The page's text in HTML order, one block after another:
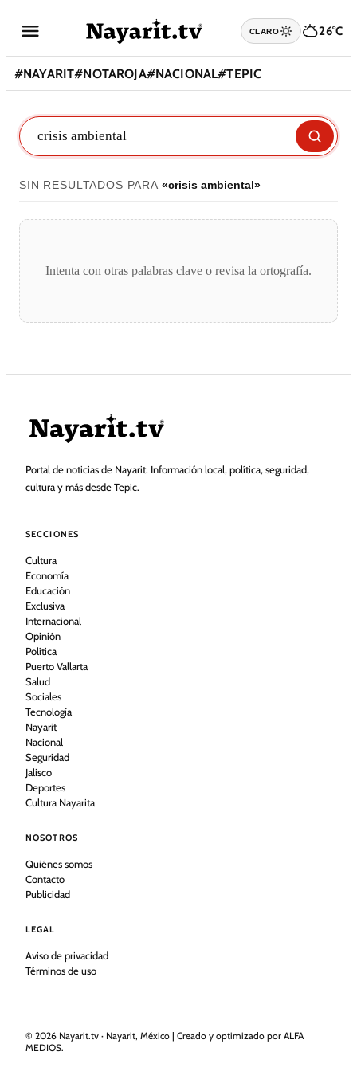
CLARO 26°C
#NAYARIT#NOTAROJA#NACIONAL#TEPIC
SIN RESULTADOS PARA «crisis ambiental»
Intenta con otras palabras clave o revisa la ortografía.
Portal de noticias de Nayarit. Información local, política, seguridad,
cultura y más desde Tepic.
SECCIONES
Cultura
Economía
Educación
Exclusiva
Internacional
Opinión
Política
Puerto Vallarta
Salud
Sociales
Tecnología
Nayarit
Nacional
Seguridad
Jalisco
Deportes
Cultura Nayarita
NOSOTROS
Quiénes somos
Contacto
Publicidad
LEGAL
Aviso de privacidad
Términos de uso
© 2026 Nayarit.tv · Nayarit, México | Creado y optimizado por ALFA
MEDIOS.